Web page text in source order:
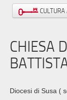
CHIESA
Diocesi di Susa (